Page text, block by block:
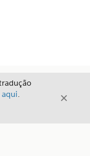
aqui.
Fechar